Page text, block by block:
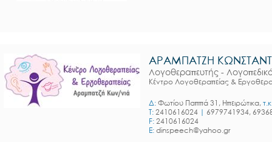
ΑΡΑΜΠΑΤΖΗ
Λογοθεραπευτής -
Κέντρο Λογοθεραπείας &
Δ: Φωτίου Παππά 31, Ηπειρώτικα,
T: 2410616024 | 6979741934,
F: 2410616024
E: dinspeech@yahoo.gr